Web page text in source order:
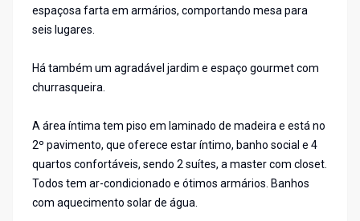
espaçosa farta em armários, comportando mesa para
seis lugares.
Há também um agradável jardim e espaço gourmet com
churrasqueira.
A área íntima tem piso em laminado de madeira e está no
2º pavimento, que oferece estar íntimo, banho social e 4
quartos confortáveis, sendo 2 suítes, a master com closet.
Todos tem ar-condicionado e ótimos armários. Banhos
com aquecimento solar de água.